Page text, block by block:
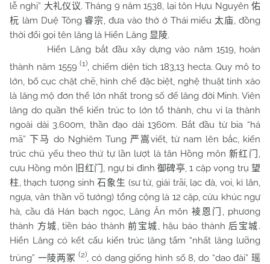
lễ nghị” 大礼仪议. Tháng 9 năm 1538, lại tôn Hựu Nguyên佑
杬 làm Duệ Tông睿宗, đưa vào thờ ở Thái miếu 太庙, đồng
thời đổi gọi tên lăng là Hiển Lăng 显陵.
Hiển Lăng bắt đầu xây dựng vào năm 1519, hoàn
thành năm 1559(1), chiếm diện tích 183,13 hecta. Quy mô to
lớn, bố cục chặt chẽ, hình chế đặc biệt, nghệ thuật tinh xảo
là lăng mộ đơn thể lớn nhất trong số đế lăng đời Minh. Viên
lăng do quần thể kiến trúc to lớn tổ thành, chu vi la thành
ngoài dài 3.600m, thần đạo dài 1360m. Bắt đầu từ bia “há
mã” 下马 do Nghiêm Tung 严嵩viết, từ nam lên bắc, kiến
trúc chủ yếu theo thứ tự lần lượt là tân Hồng môn 新红门 ,
cựu Hồng môn
旧红门 , ngự bi đình 御碑亭, 1 cặp vọng trụ望
柱, thạch tượng sinh石象生 (sư tử, giải trãi, lạc đà, voi, kì lân,
ngựa, văn thần võ tướng) tổng cộng là 12 cặp, cửu khúc ngự
hà, cầu đá Hán bạch ngọc, Lăng Ân môn 裬恩门 , phương
thành 方城, tiền bảo thành前宝城, hậu bảo thành 后宝城.
Hiển Lăng có kết cấu kiến trúc lăng tẩm “nhất lăng lưỡng
trủng” 一陵两冢 (2), có dạng giống hình số 8, do “dao đài” 瑶